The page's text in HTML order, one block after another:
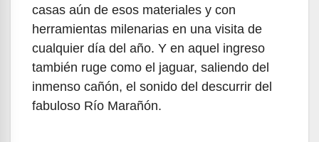
casas aún de esos materiales y con
herramientas milenarias en una visita de
cualquier día del año. Y en aquel ingreso
también ruge como el jaguar, saliendo del
inmenso cañón, el sonido del descurrir del
fabuloso Río Marañón.